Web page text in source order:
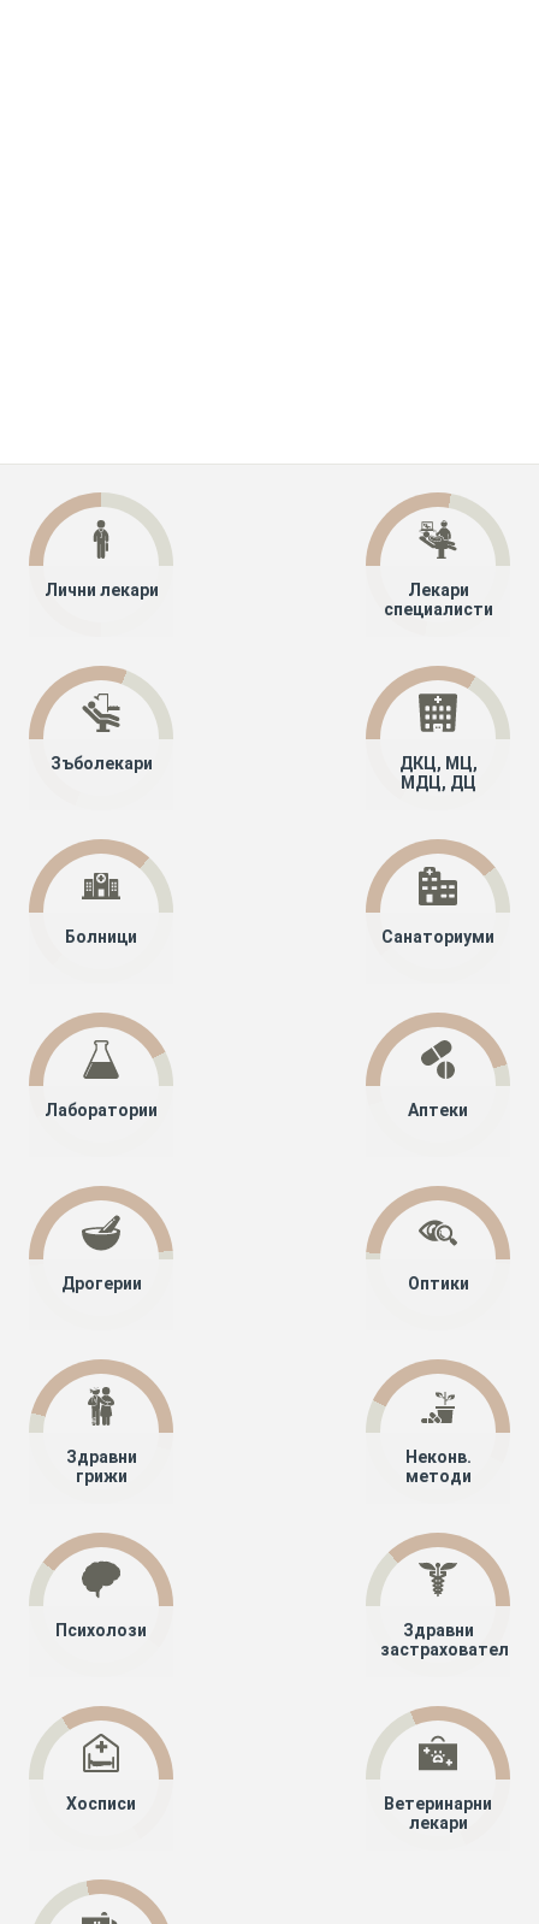
Лични лекари
Лекари
специалисти
Зъболекари
ДКЦ, МЦ,
МДЦ, ДЦ
Болници Санаториуми
Лаборатории Аптеки
Дрогерии Оптики
Здравни
грижи
Неконв.
методи
Психолози
Здравни
застрахователи
Хосписи
Ветеринарни
лекари